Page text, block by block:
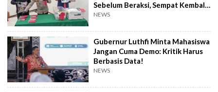
Sebelum Beraksi, Sempat Kembali
Datangi TKP
NEWS
Gubernur Luthfi Minta Mahasiswa
Jangan Cuma Demo: Kritik Harus
Berbasis Data!
NEWS